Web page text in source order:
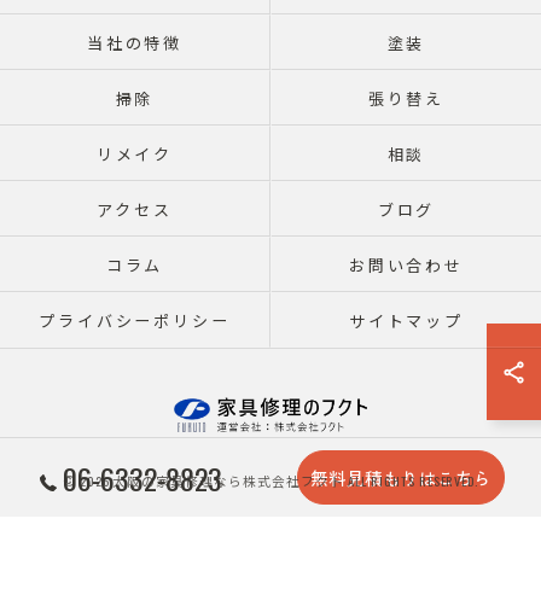
06-6332-8823 無料見積もりはこちら
当社の特徴 塗装
掃除 張り替え
リメイク 相談
アクセス ブログ
コラム お問い合わせ
プライバシーポリシー サイトマップ
© 2026 大阪の家具修理なら株式会社フクト ALL RIGHTS RESERVED.